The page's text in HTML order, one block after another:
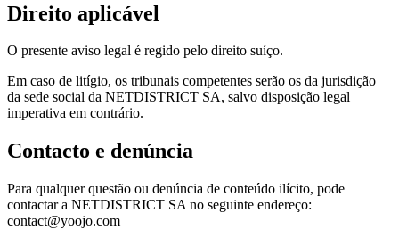
Direito aplicável
O presente aviso legal é regido pelo direito suíço.
Em caso de litígio, os tribunais competentes serão os da jurisdição
da sede social da NETDISTRICT SA, salvo disposição legal
imperativa em contrário.
Contacto e denúncia
Para qualquer questão ou denúncia de conteúdo ilícito, pode
contactar a NETDISTRICT SA no seguinte endereço:
contact@yoojo.com